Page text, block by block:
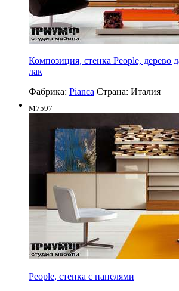
Композиция, стенка People, дерево
лак
Фабрика: Pianca Страна: Италия
M7597
People, стенка с панелями